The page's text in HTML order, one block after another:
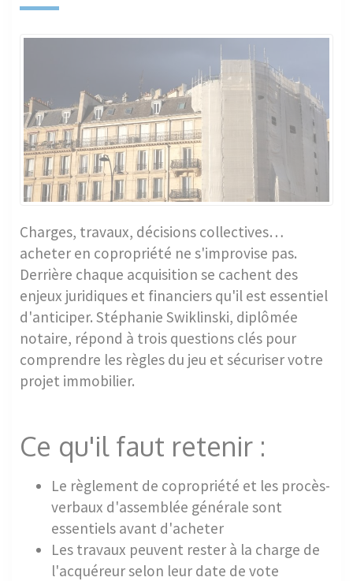
Charges, travaux, décisions collectives…
acheter en copropriété ne s'improvise pas.
Derrière chaque acquisition se cachent des
enjeux juridiques et financiers qu'il est essentiel
d'anticiper. Stéphanie Swiklinski, diplômée
notaire, répond à trois questions clés pour
comprendre les règles du jeu et sécuriser votre
projet immobilier.
Ce qu'il faut retenir :
Le règlement de copropriété et les procès-
verbaux d'assemblée générale sont
essentiels avant d'acheter
Les travaux peuvent rester à la charge de
l'acquéreur selon leur date de vote